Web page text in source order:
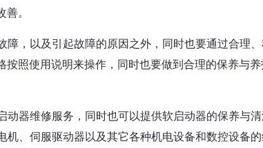
。
，以及引起故障的原因之外，同时也要通过合理
照使用说明来操作，同时也要做到合理的保养与
器维修服务，同时也可以提供软启动器的保养与
、伺服驱动器以及其它各种机电设备和数控设备